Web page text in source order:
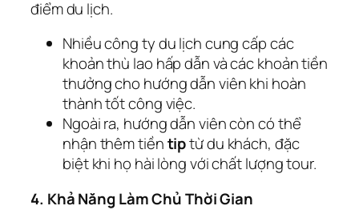
điểm du lịch.
Nhiều công ty du lịch cung cấp các
khoản thù lao hấp dẫn và các khoản tiền
thưởng cho hướng dẫn viên khi hoàn
thành tốt công việc.
Ngoài ra, hướng dẫn viên còn có thể
nhận thêm tiềntiptừ du khách, đặc
biệt khi họ hài lòng với chất lượng tour.
4. Khả Năng Làm Chủ Thời Gian